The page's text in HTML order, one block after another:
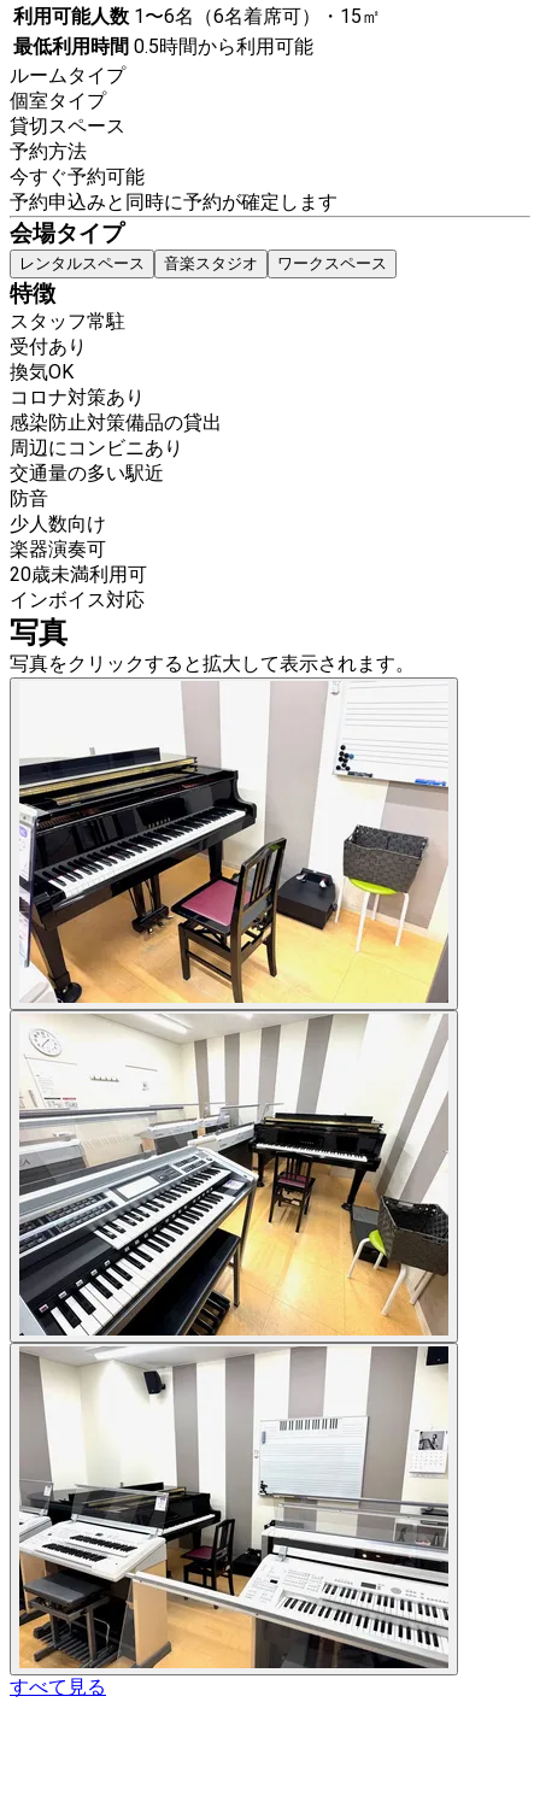
利用可能人数 1〜6名（6名着席可）・15㎡
最低利用時間 0.5時間から利用可能
ルームタイプ
個室タイプ
貸切スペース
予約方法
今すぐ予約可能
予約申込みと同時に予約が確定します
会場タイプ
レンタルスペース 音楽スタジオ ワークスペース
特徴
スタッフ常駐
受付あり
換気OK
コロナ対策あり
感染防止対策備品の貸出
周辺にコンビニあり
交通量の多い駅近
防音
少人数向け
楽器演奏可
20歳未満利用可
インボイス対応
写真
写真をクリックすると拡大して表示されます。
すべて見る